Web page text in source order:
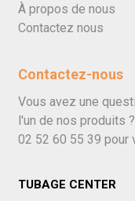
À propos de nous
Contactez nous
Contactez-nous
Vous avez une
l'un de nos produits
02 52 60 55 39 pour
TUBAGE CENTER